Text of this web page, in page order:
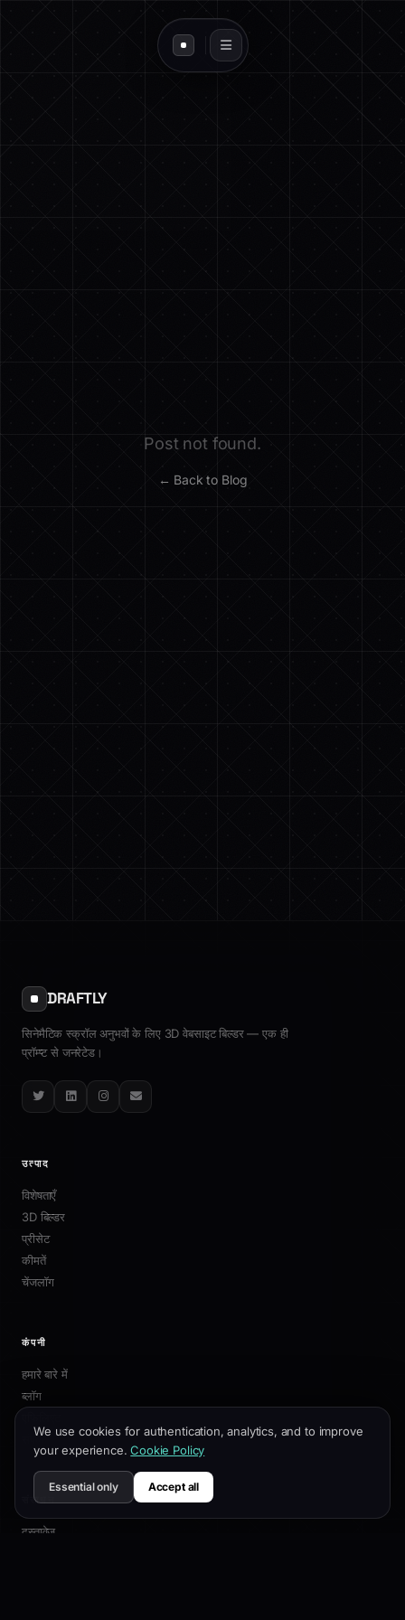
Post not found.
← Back to Blog
DRAFTLY
सिनेमैटिक स्क्रॉल अनुभवों के लिए 3D वेबसाइट बिल्डर — एक ही
प्रॉम्प्ट से जनरेटेड।
TwitterLinkedInInstagram
Email
उत्पाद
विशेषताएँ
3D बिल्डर
प्रीसेट
कीमतें
चेंजलॉग
कंपनी
हमारे बारे में
ब्लॉग
संपर्क
संसाधन
दस्तावेज़
We use cookies for authentication, analytics, and to improve
your experience. Cookie Policy
Essential only Accept all